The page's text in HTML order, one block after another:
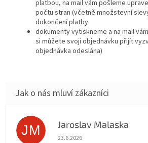
platbou, na mail vám pošleme
počtu stran (včetně množstevní
dokončení platby
dokumenty vytiskneme a na mail
si můžete svoji objednávku přijít
objednávka odeslána)
JM Jaroslav Malaska
Hodnocení obchodu je 5 z 5
23.6.2026